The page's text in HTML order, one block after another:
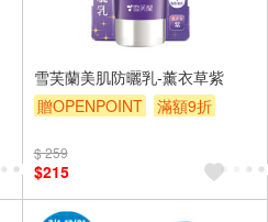
雪芙蘭美肌防曬乳-薰衣草紫
贈OPENPOINT
滿額9折
$ 259
$215